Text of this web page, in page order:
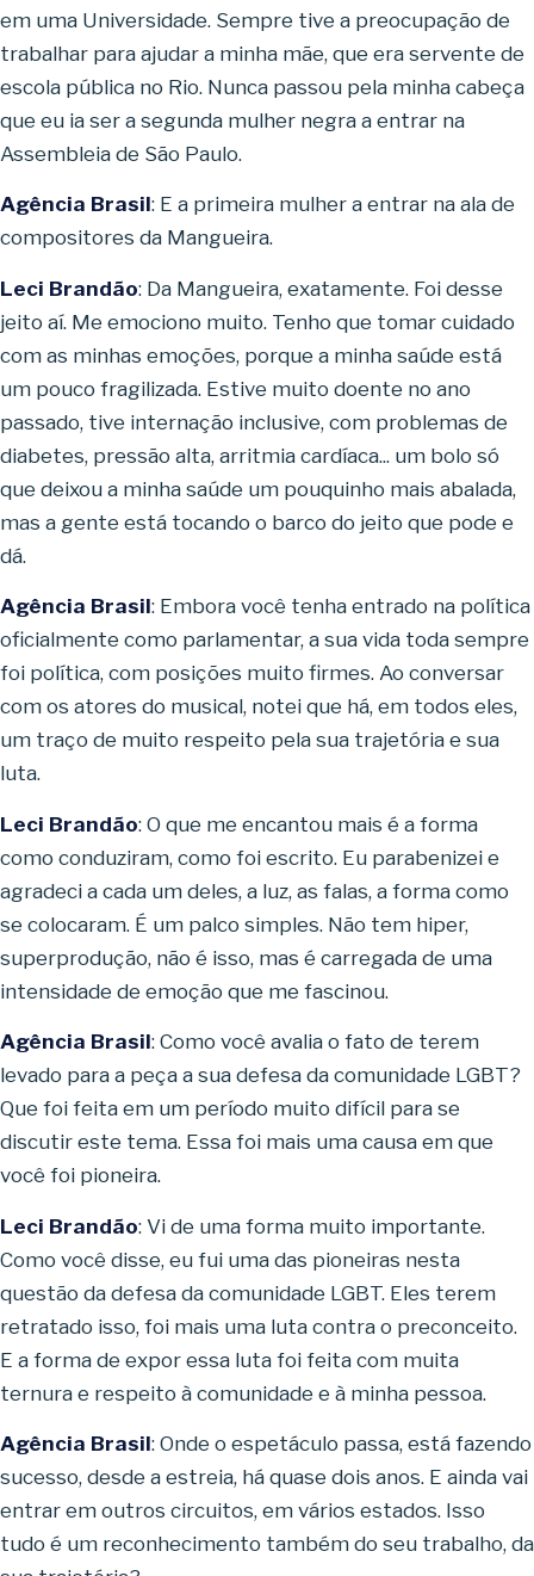
em uma Universidade. Sempre tive a preocupação de
trabalhar para ajudar a minha mãe, que era servente de
escola pública no Rio. Nunca passou pela minha cabeça
que eu ia ser a segunda mulher negra a entrar na
Assembleia de São Paulo.
Agência Brasil: E a primeira mulher a entrar na ala de
compositores da Mangueira.
Leci Brandão: Da Mangueira, exatamente. Foi desse
jeito aí. Me emociono muito. Tenho que tomar cuidado
com as minhas emoções, porque a minha saúde está
um pouco fragilizada. Estive muito doente no ano
passado, tive internação inclusive, com problemas de
diabetes, pressão alta, arritmia cardíaca... um bolo só
que deixou a minha saúde um pouquinho mais abalada,
mas a gente está tocando o barco do jeito que pode e
dá.
Agência Brasil: Embora você tenha entrado na política
oficialmente como parlamentar, a sua vida toda sempre
foi política, com posições muito firmes. Ao conversar
com os atores do musical, notei que há, em todos eles,
um traço de muito respeito pela sua trajetória e sua
luta.
Leci Brandão: O que me encantou mais é a forma
como conduziram, como foi escrito. Eu parabenizei e
agradeci a cada um deles, a luz, as falas, a forma como
se colocaram. É um palco simples. Não tem hiper,
superprodução, não é isso, mas é carregada de uma
intensidade de emoção que me fascinou.
Agência Brasil: Como você avalia o fato de terem
levado para a peça a sua defesa da comunidade LGBT?
Que foi feita em um período muito difícil para se
discutir este tema. Essa foi mais uma causa em que
você foi pioneira.
Leci Brandão: Vi de uma forma muito importante.
Como você disse, eu fui uma das pioneiras nesta
questão da defesa da comunidade LGBT. Eles terem
retratado isso, foi mais uma luta contra o preconceito.
E a forma de expor essa luta foi feita com muita
ternura e respeito à comunidade e à minha pessoa.
Agência Brasil: Onde o espetáculo passa, está fazendo
sucesso, desde a estreia, há quase dois anos. E ainda vai
entrar em outros circuitos, em vários estados. Isso
tudo é um reconhecimento também do seu trabalho, da